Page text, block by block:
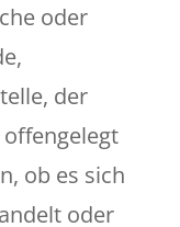
oder
der
ob es sich
oder